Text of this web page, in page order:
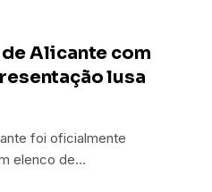
Alicante com
lusa
foi oficialmente
elenco de…